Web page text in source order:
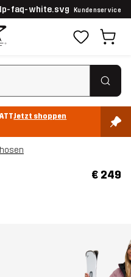
Kundenservice
Jetzt shoppen
€ 249